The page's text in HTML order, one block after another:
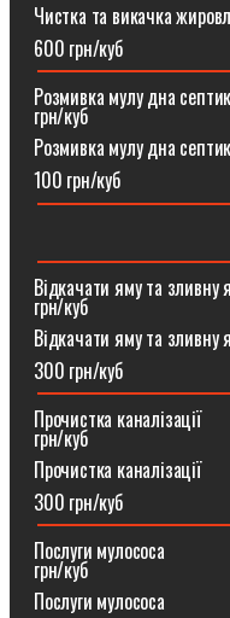
Чистка та викачка
600 грн/куб
Розмивка мулу дна
грн/куб
Розмивка мулу дна
100 грн/куб
Відкачати яму та
грн/куб
Відкачати яму та зливну
300 грн/куб
Прочистка
грн/куб
Прочистка каналізації
300 грн/куб
Послуги
грн/куб
Послуги мулососа